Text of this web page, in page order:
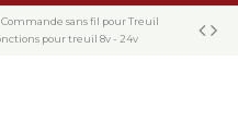
Commande sans fil pour Treuil
pour treuil 8v - 24v